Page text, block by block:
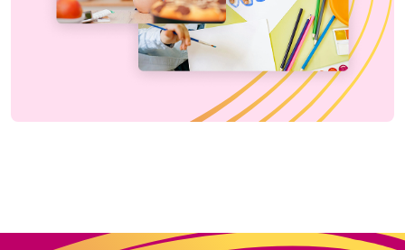
Leuk voor feesttafels of horeca.
📦 7. Kleine cadeautjes inpakken
Servetjes kunnen ook gebruikt worden alsdecoratieve